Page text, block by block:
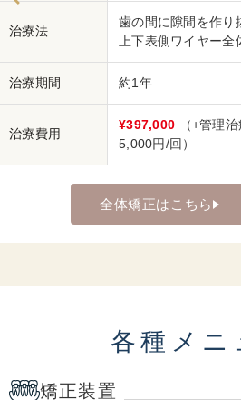
治療法
歯の間に隙間を作り
上下表側ワイヤー全
治療期間 約1年
治療費用
¥397,000 （+管理治
5,000円/回）
全体矯正はこちら
各種メニ
矯正装置